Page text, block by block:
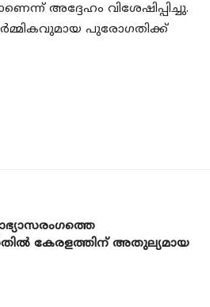
അദ്ദേഹം വിശേഷിപ്പിച്ചു.
പുരോഗതിക്ക്
കേരളത്തിന് അതുല്യമായ